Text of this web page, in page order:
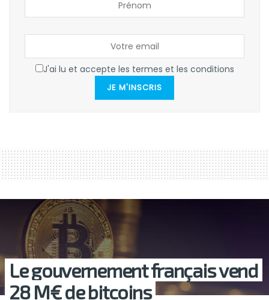
J'ai lu et accepte les termes et les conditions
JE M'INSCRIS
Le gouvernement français vend
28 M€ de bitcoins